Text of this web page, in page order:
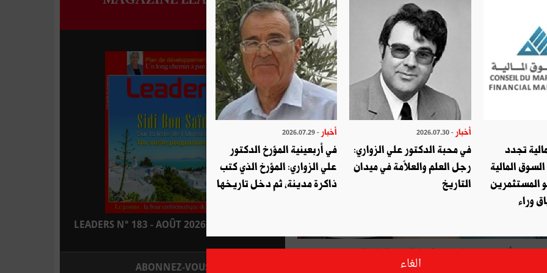
لن يضفي أية شرعية على تصرّف باطل في الملك العمومي" و بيّنت "
LEADERS N° 183 - AOÛT 2026 : EN KIOSQUE
ABONNEZ-VOUS
تجدد
المالية
المستثمرين
وراء
أخبار - 2026.07.30
في محبة الدكتور علي الزواري:
رجل العلم والعلاّمة في ميدان
التاريخ
أخبار - 2026.07.29
في أربعينية المؤرخ الدكتور
علي الزواري: المؤرخ الذي كتب
ذاكرة مدينة، ثم دخل تاريخها
الغاء